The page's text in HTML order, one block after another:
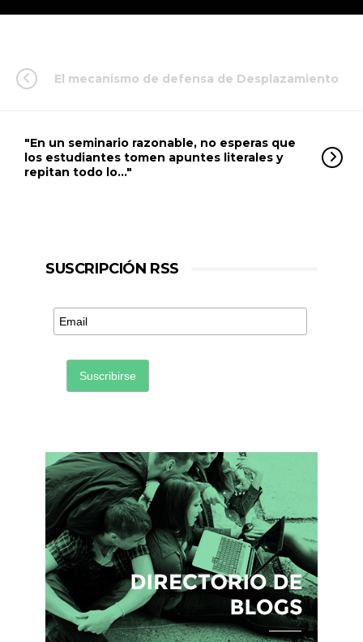
El mecanismo de defensa de Desplazamiento
"En un seminario razonable, no esperas que
los estudiantes tomen apuntes literales y
repitan todo lo…"
SUSCRIPCIÓN RSS